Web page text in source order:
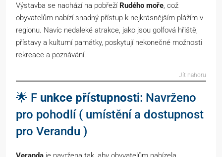
Výstavba se nachází na pobřeží Rudého moře, což
obyvatelům nabízí snadný přístup k nejkrásnějším plážím v
regionu. Navíc nedaleké atrakce, jako jsou golfová hřiště,
přístavy a kulturní památky, poskytují nekonečné možnosti
rekreace a poznávání.
Jít nahoru
🌟 F unkce přístupnosti: Navrženo
pro pohodlí ( umístění a dostupnost
pro Verandu )